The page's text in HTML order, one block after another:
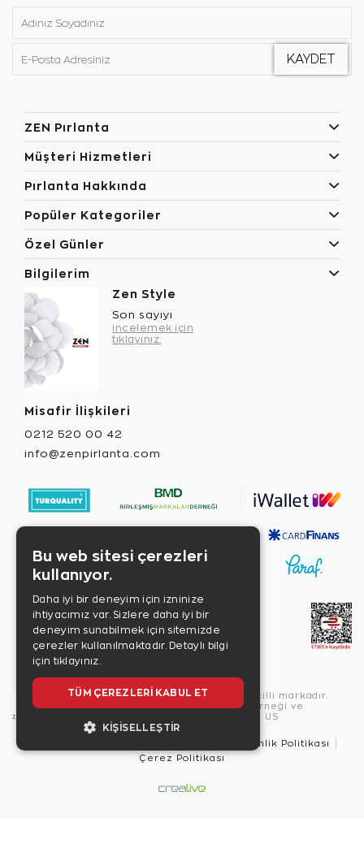
ZEN Pırlanta
Müşteri Hizmetleri
Pırlanta Hakkında
Popüler Kategoriler
Özel Günler
Bilgilerim
Zen Style
Son sayıyı
incelemek için
tıklayınız.
Misafir İlişkileri
0212 520 00 42
info@zenpirlanta.com
Copyright © 2026, Zen Diamond tescilli markadır.
Zen Diamond Birleşmiş Markalar Derneği ve
Turquality Destek Programı üyesidir. US
Güvenlik Politikası
Çerez Politikası
Bu web sitesi çerezleri
kullanıyor.
Daha iyi bir deneyim için izninize
ihtiyacımız var. Sizlere daha iyi bir
deneyim sunabilmek için sitemizde
çerezler kullanılmaktadır. Detaylı bilgi
için tıklayınız.
TÜM ÇEREZLERI KABUL ET
KIŞISELLEŞTIR